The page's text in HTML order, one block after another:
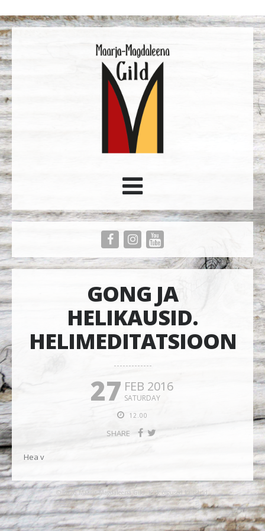
GONG JA
HELIKAUSID.
HELIMEDITATSIOON
27 FEB 2016
SATURDAY
12.00
SHARE
Hea v
© 2026 Maarja-Magdaleena Gild. Kõik õigused kaitstud.